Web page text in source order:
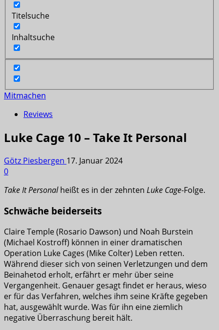
Titelsuche
Inhaltsuche
Mitmachen
Reviews
Luke Cage 10 – Take It Personal
Götz Piesbergen 17. Januar 2024
0
Take It Personalheißt es in der zehnten Luke Cage-Folge.
Schwäche beiderseits
Claire Temple (Rosario Dawson) und Noah Burstein
(Michael Kostroff) können in einer dramatischen
Operation Luke Cages (Mike Colter) Leben retten.
Während dieser sich von seinen Verletzungen und dem
Beinahetod erholt, erfährt er mehr über seine
Vergangenheit. Genauer gesagt findet er heraus, wieso
er für das Verfahren, welches ihm seine Kräfte gegeben
hat, ausgewählt wurde. Was für ihn eine ziemlich
negative Überraschung bereit hält.